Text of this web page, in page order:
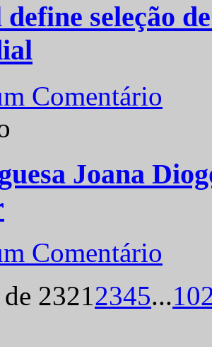
seleção
Comentário
Joana
Comentário
23212345...10